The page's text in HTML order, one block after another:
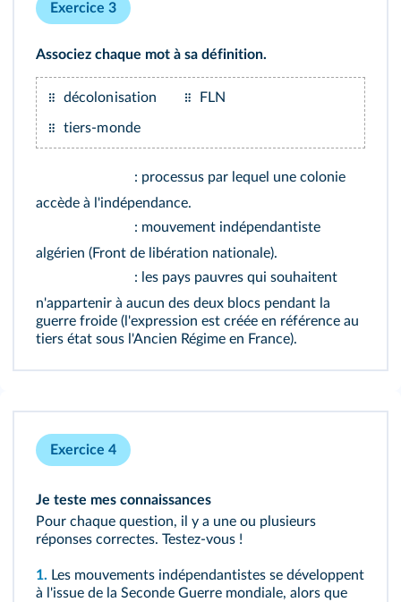
Exercice 3
Associez chaque mot à sa définition.
décolonisation FLN
tiers‑monde
: processus par lequel une colonie
accède à l'indépendance.
: mouvement indépendantiste
algérien (Front de libération nationale).
: les pays pauvres qui souhaitent
n'appartenir à aucun des deux blocs pendant la
guerre froide (l'expression est créée en référence au
tiers état sous l'Ancien Régime en France).
Exercice 4
Je teste mes connaissances
Pour chaque question, il y a une ou plusieurs
réponses correctes. Testez‑vous !
1. Les mouvements indépendantistes se développent
à l'issue de la Seconde Guerre mondiale, alors que